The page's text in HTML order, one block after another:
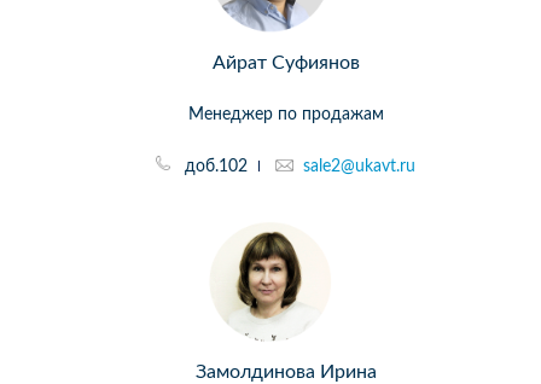
Айрат Суфиянов
Менеджер по продажам
доб.102 sale2@ukavt.ru
Замолдинова Ирина